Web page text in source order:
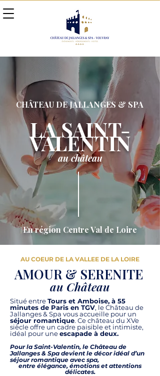
CHÂTEAU DE JALLANGES & SPA
LA SAINT-
VALENTIN
au château
En région Centre Val de Loire
AU COEUR DE LA VALLEE DE LA LOIRE
AMOUR & SERENITE
au Château
Situé entreTours et Amboise, à 55
minutes de Paris en TGV, le Château de
Jallanges & Spa vous accueille pour un
séjour romantique. Ce château du XVe
siècle offre un cadre paisible et intimiste,
idéal pour uneescapade à deux.
Pour la Saint-Valentin, le Château de
Jallanges & Spa devient le décor idéal d’un
séjour romantique avec spa,
entre élégance, émotions et attentions
délicates.